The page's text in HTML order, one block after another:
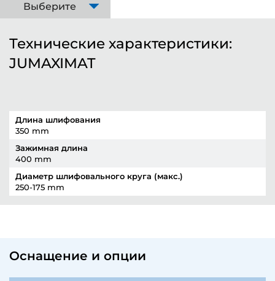
Выберите
Технические характеристики:
JUMAXIMAT
Длина шлифования
350 mm
Зажимная длина
400 mm
Диаметр шлифовального круга (макс.)
250-175 mm
Оснащение и опции